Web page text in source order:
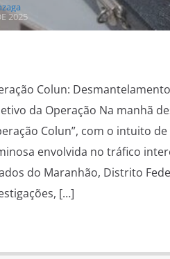
2025
Colun:
da Operação Na manhã
Colun”, com o intuito
envolvida no tráfico
do Maranhão, Distrito
[…]